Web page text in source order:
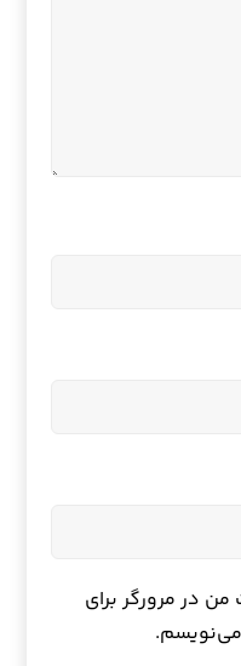
من در مرورگر برای
می‌نویسم.